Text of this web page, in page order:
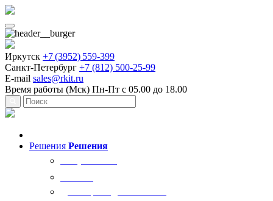
Иркутск +7 (3952) 559-399
Санкт-Петербург +7 (812) 500-25-99
E-mail sales@rkit.ru
Время работы (Мск) Пн-Пт с 05.00 до 18.00
Решения Решения